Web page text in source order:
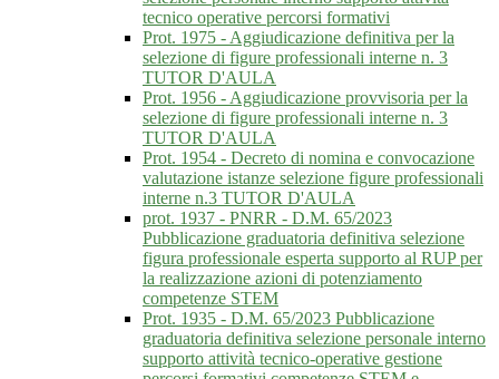
tecnico operative percorsi formativi
Prot. 1975 - Aggiudicazione definitiva per la
selezione di figure professionali interne n. 3
TUTOR D'AULA
Prot. 1956 - Aggiudicazione provvisoria per la
selezione di figure professionali interne n. 3
TUTOR D'AULA
Prot. 1954 - Decreto di nomina e convocazione
valutazione istanze selezione figure professionali
interne n.3 TUTOR D'AULA
prot. 1937 - PNRR - D.M. 65/2023
Pubblicazione graduatoria definitiva selezione
figura professionale esperta supporto al RUP per
la realizzazione azioni di potenziamento
competenze STEM
Prot. 1935 - D.M. 65/2023 Pubblicazione
graduatoria definitiva selezione personale interno
supporto attività tecnico-operative gestione